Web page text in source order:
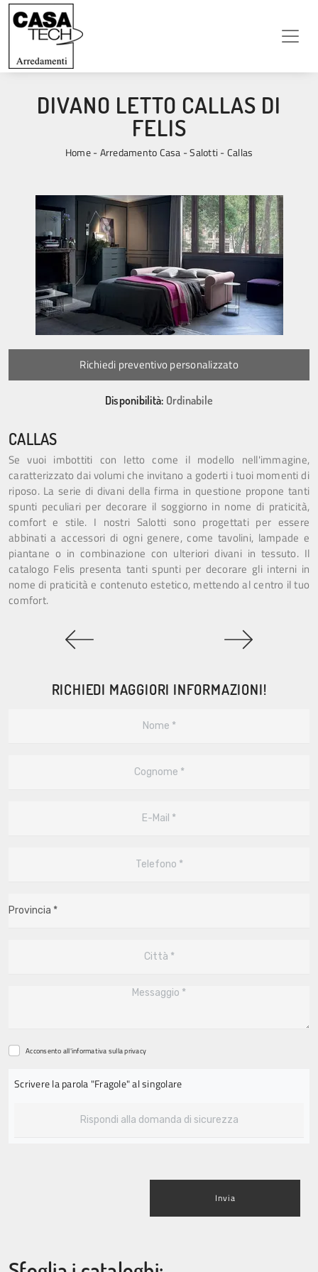
DIVANO LETTO CALLAS DI
FELIS
Home-Arredamento Casa -Salotti -Callas
Richiedi preventivo personalizzato
Disponibilità: Ordinabile
CALLAS
Se vuoi imbottiti con letto come il modello nell'immagine,
caratterizzato dai volumi che invitano a goderti i tuoi momenti di
riposo. La serie di divani della firma in questione propone tanti
spunti peculiari per decorare il soggiorno in nome di praticità,
comfort e stile. I nostri Salotti sono progettati per essere
abbinati a accessori di ogni genere, come tavolini, lampade e
piantane o in combinazione con ulteriori divani in tessuto. Il
catalogo Felis presenta tanti spunti per decorare gli interni in
nome di praticità e contenuto estetico, mettendo al centro il tuo
comfort.
RICHIEDI MAGGIORI INFORMAZIONI!
Acconsento all'informativa sullaprivacy
Scrivere la parola "Fragole" al singolare
Invia